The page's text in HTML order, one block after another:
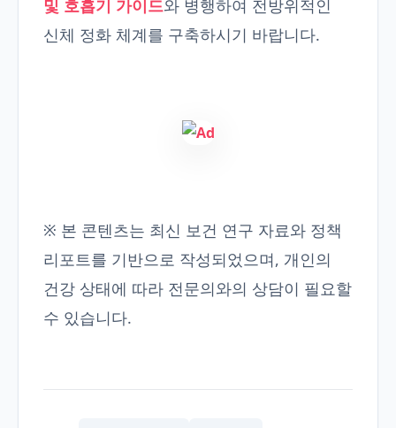
및 호흡기 가이드와 병행하여 전방위적인
신체 정화 체계를 구축하시기 바랍니다.
※ 본 콘텐츠는 최신 보건 연구 자료와 정책
리포트를 기반으로 작성되었으며, 개인의
건강 상태에 따라 전문의와의 상담이 필요할
수 있습니다.